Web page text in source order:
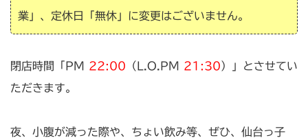
業」、定休日「無休」に変更はございません。
閉店時間「PM 22:00 （L.O.PM 21:30）」とさせてい
ただきます。
夜、小腹が減った際や、ちょい飲み等、ぜひ、仙台っ子